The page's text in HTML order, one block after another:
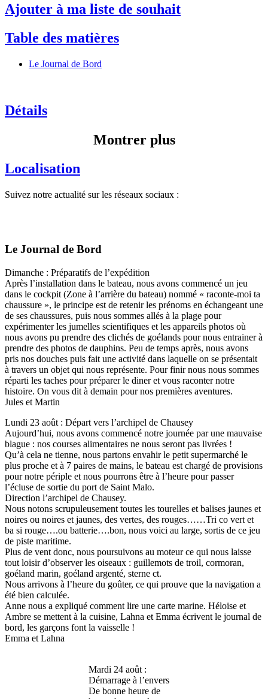
Ajouter à ma liste de souhait
Table des matières
Le Journal de Bord
Détails
Montrer plus
Localisation
Suivez notre actualité sur les réseaux sociaux :
Le Journal de Bord
Dimanche : Préparatifs de l’expédition
Après l’installation dans le bateau, nous avons commencé un jeu
dans le cockpit (Zone à l’arrière du bateau) nommé « raconte-moi ta
chaussure », le principe est de retenir les prénoms en échangeant une
de ses chaussures, puis nous sommes allés à la plage pour
expérimenter les jumelles scientifiques et les appareils photos où
nous avons pu prendre des clichés de goélands pour nous entrainer à
prendre des photos de dauphins. Peu de temps après, nous avons
pris nos douches puis fait une activité dans laquelle on se présentait
à travers un objet qui nous représente. Pour finir nous nous sommes
réparti les taches pour préparer le diner et vous raconter notre
histoire. On vous dit à demain pour nos premières aventures.
Jules et Martin
Lundi 23 août : Départ vers l’archipel de Chausey
Aujourd’hui, nous avons commencé notre journée par une mauvaise
blague : nos courses alimentaires ne nous seront pas livrées !
Qu’à cela ne tienne, nous partons envahir le petit supermarché le
plus proche et à 7 paires de mains, le bateau est chargé de provisions
pour notre périple et nous pourrons être à l’heure pour passer
l’écluse de sortie du port de Saint Malo.
Direction l’archipel de Chausey.
Nous notons scrupuleusement toutes les tourelles et balises jaunes et
noires ou noires et jaunes, des vertes, des rouges……Tri co vert et
ba si rouge….ou batterie….bon, nous voici au large, sortis de ce jeu
de piste maritime.
Plus de vent donc, nous poursuivons au moteur ce qui nous laisse
tout loisir d’observer les oiseaux : guillemots de troil, cormoran,
goéland marin, goéland argenté, sterne ct.
Nous arrivons à l’heure du goûter, ce qui prouve que la navigation a
été bien calculée.
Anne nous a expliqué comment lire une carte marine. Héloise et
Ambre se mettent à la cuisine, Lahna et Emma écrivent le journal de
bord, les garçons font la vaisselle !
Emma et Lahna
Mardi 24 août :
Démarrage à l’envers
De bonne heure de